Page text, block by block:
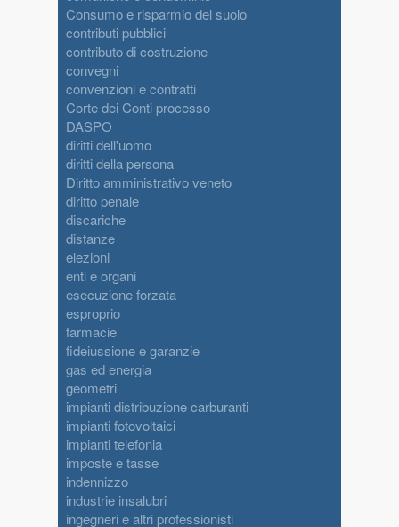
Consumo e risparmio del suolo
contributi pubblici
contributo di costruzione
convegni
convenzioni e contratti
Corte dei Conti processo
DASPO
diritti dell'uomo
diritti della persona
Diritto amministrativo veneto
diritto penale
discariche
distanze
elezioni
enti e organi
esecuzione forzata
esproprio
farmacie
fideiussione e garanzie
gas ed energia
geometri
impianti distribuzione carburanti
impianti fotovoltaici
impianti telefonia
imposte e tasse
indennizzo
industrie insalubri
ingegneri e altri professionisti